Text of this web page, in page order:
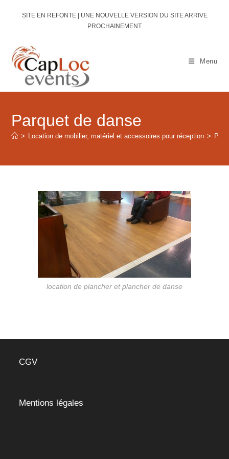
SITE EN REFONTE | UNE NOUVELLE VERSION DU SITE ARRIVE
PROCHAINEMENT
Menu
Parquet de danse
> Location de mobilier, matériel et accessoires pour réception >
location de plancher et plancher de danse
CGV
Mentions légales